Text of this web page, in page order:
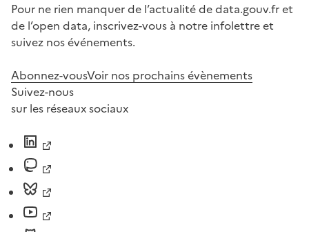
Pour ne rien manquer de l’actualité de data.gouv.fr et
de l’open data, inscrivez-vous à notre infolettre et
suivez nos événements.
Abonnez-vousVoir nos prochains évènements
Suivez-nous
sur les réseaux sociaux